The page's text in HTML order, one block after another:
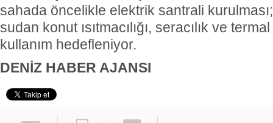
sahada öncelikle elektrik santrali
sudan konut ısıtmacılığı, seracılık ve
kullanım hedefleniyor.
DENİZ HABER AJANSI